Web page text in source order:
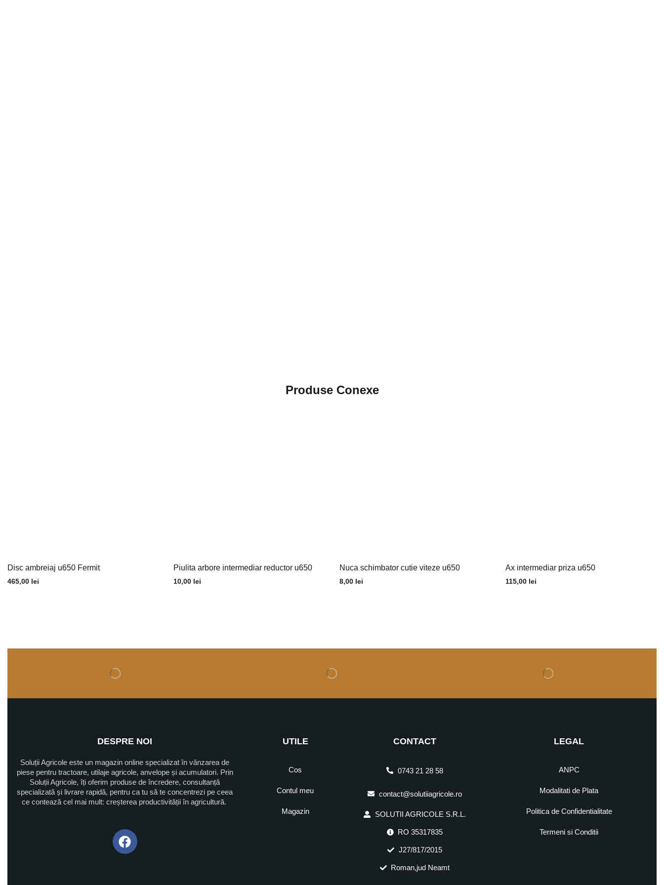
Produse Conexe
Disc ambreiaj u650 Fermit
465,00 lei
Piulita arbore intermediar reductor u650
10,00 lei
Nuca schimbator cutie viteze u650
8,00 lei
Ax intermediar priza u650
115,00 lei
DESPRE NOI
Soluții Agricole este un magazin online specializat în vânzarea de
piese pentru tractoare, utilaje agricole, anvelope și acumulatori. Prin
Soluții Agricole, îți oferim produse de încredere, consultanță
specializată și livrare rapidă, pentru ca tu să te concentrezi pe ceea
ce contează cel mai mult: creșterea productivității în agricultură.
UTILE
Cos
Contul meu
Magazin
CONTACT
0743 21 28 58
contact@solutiiagricole.ro
SOLUTII AGRICOLE S.R.L.
RO 35317835
J27/817/2015
Roman,jud Neamt
LEGAL
ANPC
Modalitati de Plata
Politica de Confidentialitate
Termeni si Conditii